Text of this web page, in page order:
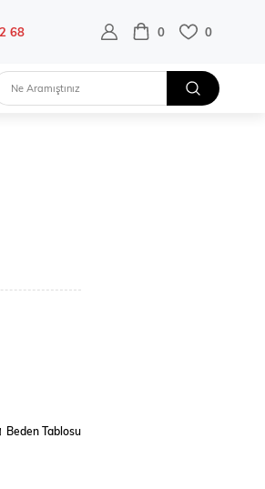
68 0 0
Beden Tablosu